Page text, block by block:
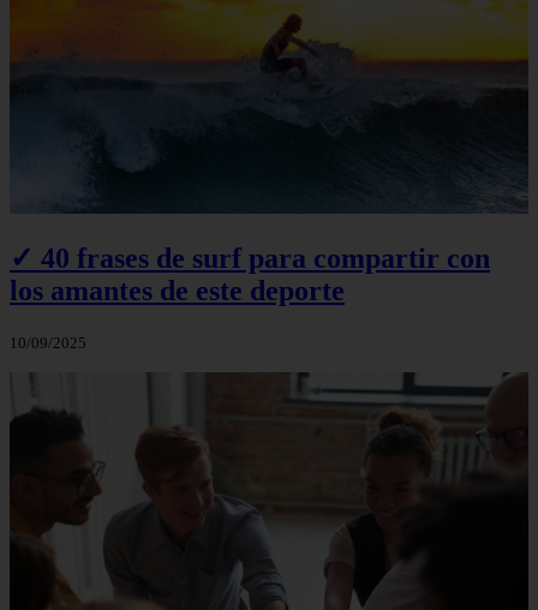
✓ 40 frases de surf para compartir con
los amantes de este deporte
10/09/2025